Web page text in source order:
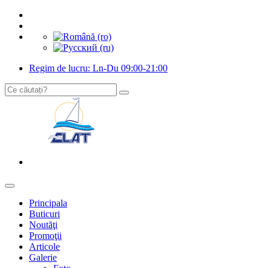
Regim de lucru: Ln-Du 09:00-21:00
Principala
Buticuri
Noutăţi
Promoţii
Articole
Galerie